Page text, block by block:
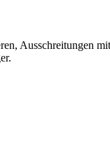
Ausschreitungen